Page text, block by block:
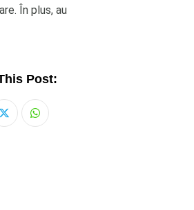
În plus, au
Post:
Whatsapp